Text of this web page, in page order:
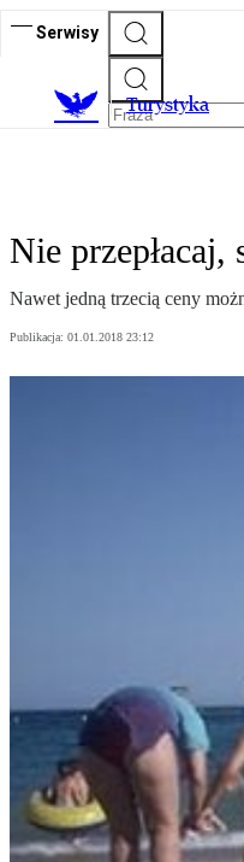
Serwisy
Turystyka
Nie
Nawet jedną trzecią ceny
Publikacja: 01.01.2018 23:12